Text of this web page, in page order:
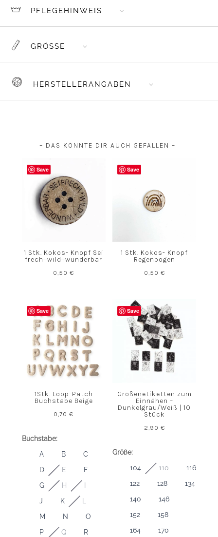
PFLEGEHINWEIS
GRÖSSE
HERSTELLERANGABEN
– DAS KÖNNTE DIR AUCH GEFALLEN –
Save
1 Stk. Kokos- Knopf Sei
frech+wild+wunderbar
0,50€
Save
1 Stk. Kokos- Knopf
Regenbogen
0,50 €
Save
1Stk. Loop-Patch
Buchstabe Beige
0,70€
Buchstabe:
A B
C
D
E
F
G
H
J
K
L
M
N
O
P
Q
R
Save
Größenetiketten zum
Einnähen –
Dunkelgrau/Weiß | 10
Stück
2,90 €
Größe:
104 110
116
122
128
134
140
146
152
158
164
170